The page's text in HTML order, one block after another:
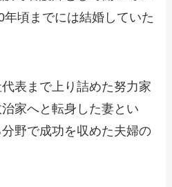
頃までには結婚していた
表まで上り詰めた努力家
家へと転身した妻とい
野で成功を収めた夫婦の